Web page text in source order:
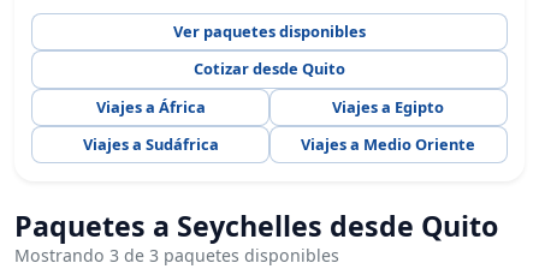
Ver paquetes disponibles
Cotizar desde Quito
Viajes a África
Viajes a Egipto
Viajes a Sudáfrica
Viajes a Medio Oriente
Paquetes a Seychelles desde Quito
Mostrando 3 de 3 paquetes disponibles